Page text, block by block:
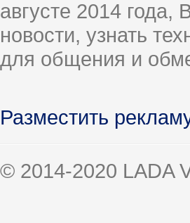
августе 2014
новости, узнать
для общения и
Разместить
© 2014-2020 LADA